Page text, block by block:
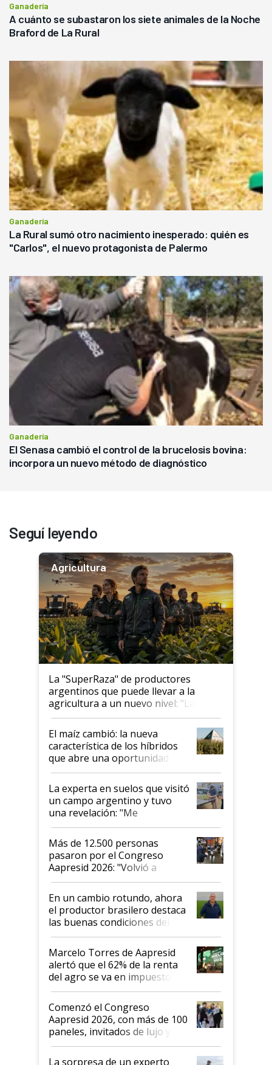
Ganadería
A cuánto se subastaron los siete animales de la Noche
Braford de La Rural
Ganadería
La Rural sumó otro nacimiento inesperado: quién es
"Carlos", el nuevo protagonista de Palermo
Ganadería
El Senasa cambió el control de la brucelosis bovina:
incorpora un nuevo método de diagnóstico
Seguí leyendo
Agricultura
La "SuperRaza" de productores
argentinos que puede llevar a la
agricultura a un nuevo nivel: "Las
posibilidades de crecimiento son
infinitas"
El maíz cambió: la nueva
característica de los híbridos
que abre una oportunidad en
el lote
La experta en suelos que visitó
un campo argentino y tuvo
una revelación: "Me
impresionó mucho"
Más de 12.500 personas
pasaron por el Congreso
Aapresid 2026: "Volvió a
demostrar que hablar del
suelo es hablar de todo el
sistema productivo"
En un cambio rotundo, ahora
el productor brasilero destaca
las buenas condiciones del
agro argentino para invertir:
"Los veo más motivados"
Marcelo Torres de Aapresid
alertó que el 62% de la renta
del agro se va en impuestos:
"No es bueno que en
Argentina se sigan discutiendo
las mismas cosas de hace 50
años"
Comenzó el Congreso
Aapresid 2026, con más de 100
paneles, invitados de lujo y
todas las tendencias
La sorpresa de un experto